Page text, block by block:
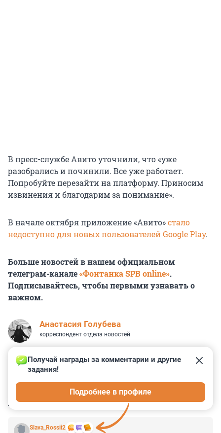
В пресс-службе Авито уточнили, что «уже
разобрались и починили. Все уже работает.
Попробуйте перезайти на платформу. Приносим
извинения и благодарим за понимание».
В начале октября приложение «Авито»стало
недоступно для новых пользователей Google Play.
Больше новостей в нашем официальном
телеграм-канале«Фонтанка SPB online».
Подписывайтесь, чтобы первыми узнавать о
важном.
Анастасия Голубева
корреспондент отдела новостей
КОММЕНТАРИИ 8
Slava_Rossii2
Получай награды за комментарии и другие
задания!
Подробнее в профиле